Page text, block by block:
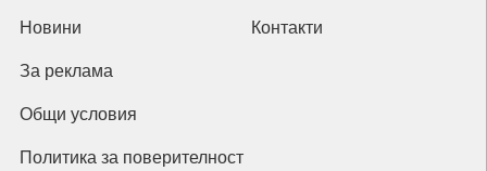
Новини Контакти
За реклама
Общи условия
Политика за поверителност